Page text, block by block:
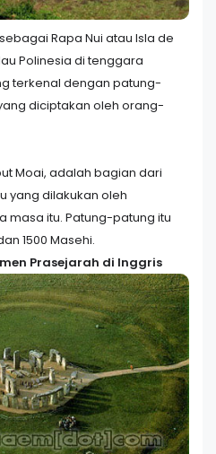
Rapa Nui atau Isla de
Polinesia di tenggara
terkenal dengan patung-
diciptakan oleh orang-
Moai, adalah bagian dari
yang dilakukan oleh
itu. Patung-patung itu
1500 Masehi.
Prasejarah di Inggris